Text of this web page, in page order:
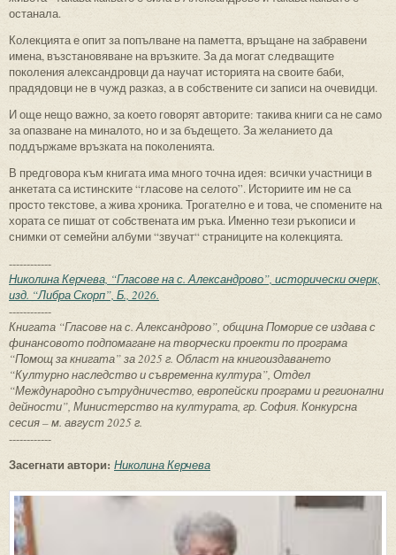
останала.
Колекцията е опит за попълване на паметта, връщане на забравени
имена, възстановяване на връзките. За да могат следващите
поколения александровци да научат историята на своите баби,
прадядовци не в чужд разказ, а в собствените си записи на очевидци.
И още нещо важно, за което говорят авторите: такива книги са не само
за опазване на миналото, но и за бъдещето. За желанието да
поддържаме връзката на поколенията.
В предговора към книгата има много точна идея: всички участници в
анкетата са истинските “гласове на селото”. Историите им не са
просто текстове, а жива хроника. Трогателно е и това, че спомените на
хората се пишат от собствената им ръка. Именно тези ръкописи и
снимки от семейни албуми “звучат“ страниците на колекцията.
------------
Николина Керчева, “Гласове на с. Александрово”, исторически очерк,
изд. “Либра Скорп”, Б., 2026.
------------
Книгата “Гласове на с. Александрово”, община Поморие се издава с
финансовото подпомагане на творчески проекти по програма
“Помощ за книгата” за 2025 г. Област на книгоиздаването
“Културно наследство и съвременна култура”, Отдел
“Международно сътрудничество, европейски програми и регионални
дейности”, Министерство на културата, гр. София. Конкурсна
сесия – м. август 2025 г.
------------
Засегнати автори: Николина Керчева